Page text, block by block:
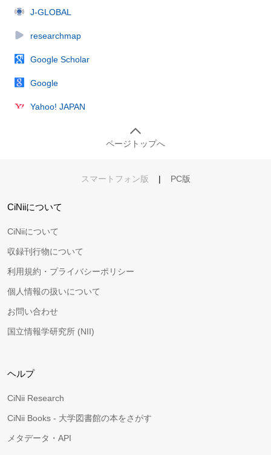
J-GLOBAL
researchmap
Google Scholar
Google
Yahoo! JAPAN
ページトップへ
スマートフォン版 | PC版
CiNiiについて
CiNiiについて
収録刊行物について
利用規約・プライバシーポリシー
個人情報の扱いについて
お問い合わせ
国立情報学研究所 (NII)
ヘルプ
CiNii Research
CiNii Books - 大学図書館の本をさがす
メタデータ・API